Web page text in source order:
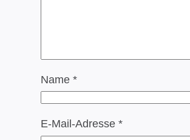
Name *
E-Mail-Adresse *